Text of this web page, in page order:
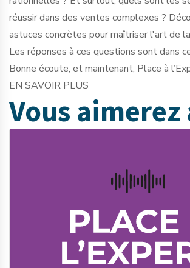
réussir dans des ventes complexes ?
astuces concrètes pour maîtriser l'art de
Les réponses à ces questions sont dans
Bonne écoute, et maintenant, Place à
EN SAVOIR PLUS
Vous aimerez